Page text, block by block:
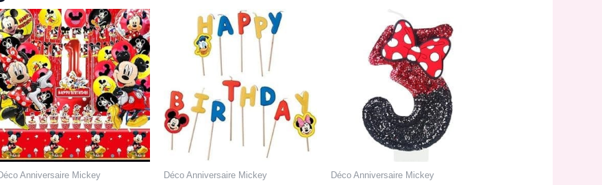
Anniversaire Mickey Déco Anniversaire Mickey Déco Anniversaire Mickey